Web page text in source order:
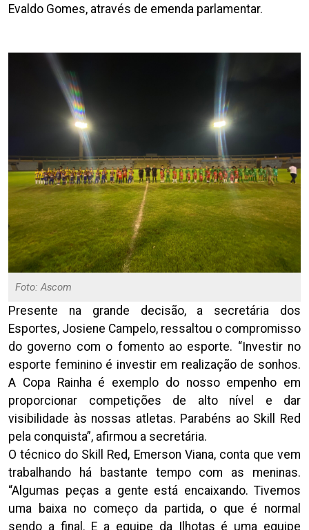
Evaldo Gomes, através de emenda parlamentar.
Foto: Ascom
Presente na grande decisão, a secretária dos
Esportes, Josiene Campelo, ressaltou o compromisso
do governo com o fomento ao esporte. “Investir no
esporte feminino é investir em realização de sonhos.
A Copa Rainha é exemplo do nosso empenho em
proporcionar competições de alto nível e dar
visibilidade às nossas atletas. Parabéns ao Skill Red
pela conquista”, afirmou a secretária.
O técnico do Skill Red, Emerson Viana, conta que vem
trabalhando há bastante tempo com as meninas.
“Algumas peças a gente está encaixando. Tivemos
uma baixa no começo da partida, o que é normal
sendo a final. E a equipe da Ilhotas é uma equipe